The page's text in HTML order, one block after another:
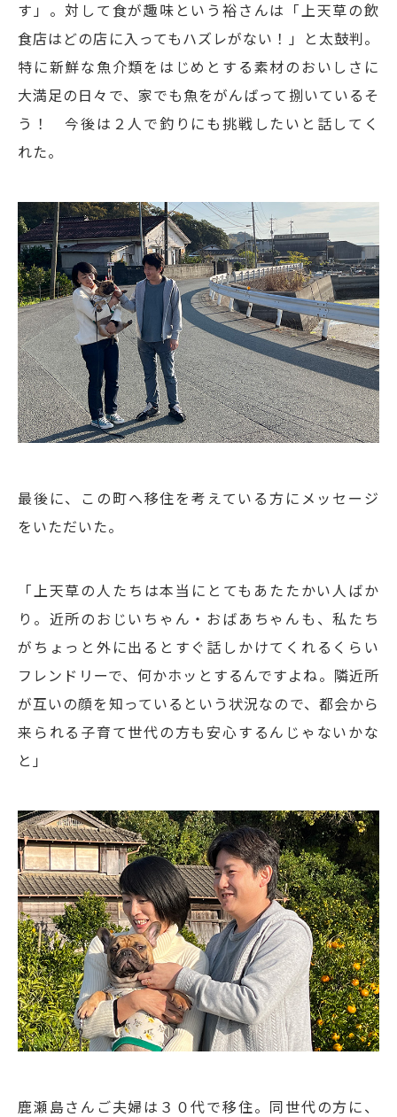
す」。対して食が趣味という裕さんは「上天草の飲
食店はどの店に入ってもハズレがない！」と太鼓判。
特に新鮮な魚介類をはじめとする素材のおいしさに
大満足の日々で、家でも魚をがんばって捌いているそ
う！ 今後は２人で釣りにも挑戦したいと話してく
れた。
最後に、この町へ移住を考えている方にメッセージ
をいただいた。
「上天草の人たちは本当にとてもあたたかい人ばか
り。近所のおじいちゃん・おばあちゃんも、私たち
がちょっと外に出るとすぐ話しかけてくれるくらい
フレンドリーで、何かホッとするんですよね。隣近所
が互いの顔を知っているという状況なので、都会から
来られる子育て世代の方も安心するんじゃないかな
と」
鹿瀬島さんご夫婦は３０代で移住。同世代の方に、